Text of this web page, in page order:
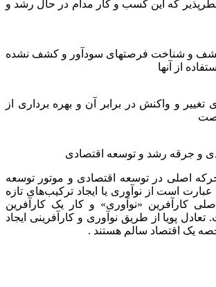
که این کسب و کار مدام در حال رشد و
و شناخت فرصتهای سودآور و کشف نشده
از آنها
و واکنش در برابر آن و بهره برداری از
و جرقه‌ رشد و توسعه‌ اقتصادی
اصلی‌ در توسعه‌ اقتصادی‌ و موتور توسعه‌
است‌ از نوآوری‌ یا ایجاد ترکیب‌های‌ تازه‌
کارآفرین‌ «نوآوری‌» و کار یک‌ کارآفرین‌
پویا از طریق‌ نوآوری‌ و کارآفرینی‌ ایجاد
یک‌ اقتصاد سالم‌ هستند .